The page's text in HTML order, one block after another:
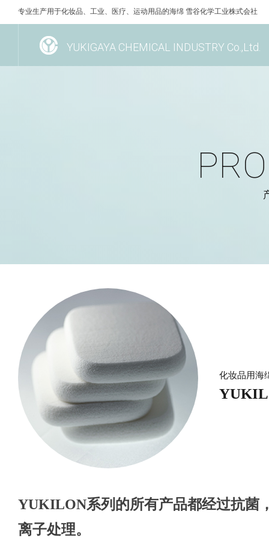
专业生产用于化妆品、工业、医疗、运动用品的海绵 雪谷化学工业株式会社
YUKIGAYA CHEMICAL INDUSTRY Co.,Ltd.
化妆品用海
YUKILON系列的所有产品都经过抗菌
离子处理。